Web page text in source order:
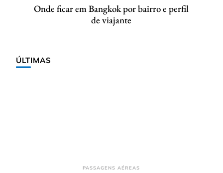
Onde ficar em Bangkok por bairro e perfil
de viajante
ÚLTIMAS
PASSAGENS AÉREAS